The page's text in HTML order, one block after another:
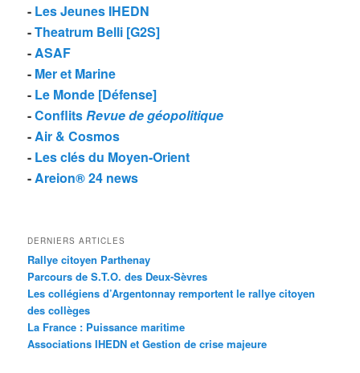
- Les Jeunes IHEDN
-Theatrum Belli [G2S]
- ASAF
- Mer et Marine
- Le Monde [Défense]
-Conflits Revue de géopolitique
- Air & Cosmos
- Les clés du Moyen-Orient
- Areion® 24 news
DERNIERS ARTICLES
Rallye citoyen Parthenay
Parcours de S.T.O. des Deux-Sèvres
Les collégiens d’Argentonnay remportent le rallye citoyen
des collèges
La France : Puissance maritime
Associations IHEDN et Gestion de crise majeure